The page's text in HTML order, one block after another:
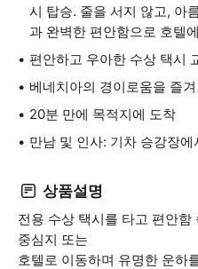
시 탑승. 줄을 서지 않고, 아
과 완벽한 편안함으로 호텔
편안하고 우아한 수상 택시
베네치아의 경이로움을 즐
20분 만에 목적지에 도착
만남 및 인사: 기차 승강장
상품설명
전용 수상 택시를 타고 편안
중심지 또는
호텔로 이동하며 유명한 운하